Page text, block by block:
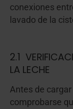
conexiones
lavado de la
2.1
LA LECHE
Antes de
comprobarse